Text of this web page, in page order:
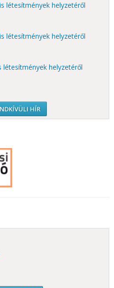
létesítmények helyzetéről
létesítmények helyzetéről
helyzetéről
HÍR